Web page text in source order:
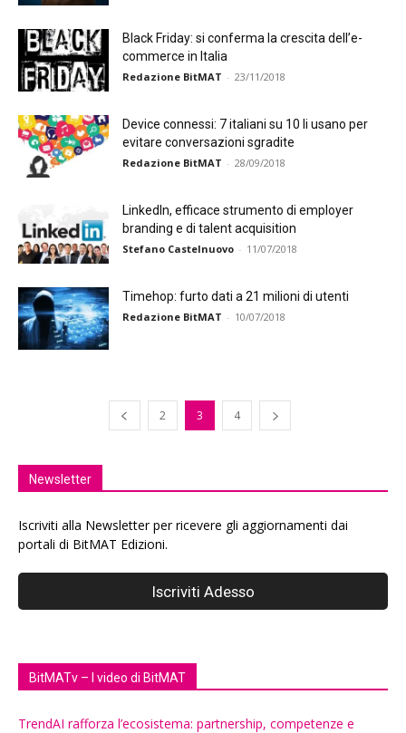
Black Friday: si conferma la crescita dell’e-
commerce in Italia
Redazione BitMAT - 23/11/2018
Device connessi: 7 italiani su 10 li usano per
evitare conversazioni sgradite
Redazione BitMAT - 28/09/2018
LinkedIn, efficace strumento di employer
branding e di talent acquisition
Stefano Castelnuovo - 11/07/2018
Timehop: furto dati a 21 milioni di utenti
Redazione BitMAT - 10/07/2018
2 3 4
Newsletter
Iscriviti alla Newsletter per ricevere gli aggiornamenti dai
portali di BitMAT Edizioni.
BitMATv – I video di BitMAT
TrendAI rafforza l’ecosistema: partnership, competenze e